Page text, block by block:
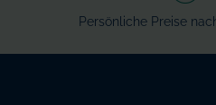
Persönliche Preise